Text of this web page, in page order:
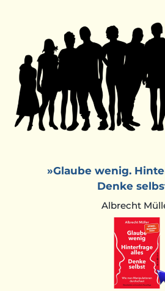
»Glaube wenig.
Denke
Albrecht